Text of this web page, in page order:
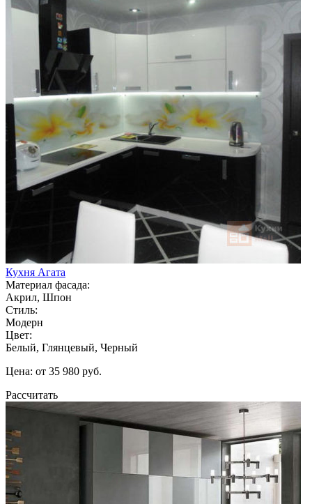
Кухня Агата
Материал фасада:
Акрил, Шпон
Стиль:
Модерн
Цвет:
Белый, Глянцевый, Черный
Цена: от 35 980 руб.
Рассчитать